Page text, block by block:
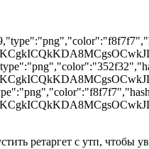
ретаргет с утп, чтобы